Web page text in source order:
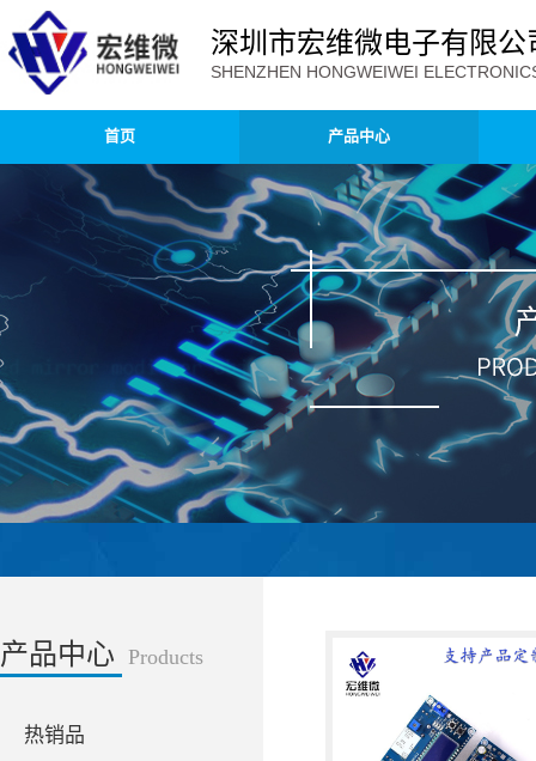
深圳市宏维微电子有限公
SHENZHEN HONGWEIWEI
首页 产品中心
产品中心 Products
热销品